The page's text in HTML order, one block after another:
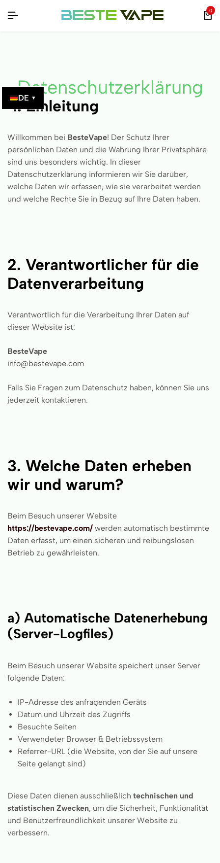
DE ▼
– MIT QR-CODE ÜBERPRÜFBAR!
– MIT QR-CODE ÜBERPRÜFBAR!
– MIT QR-CODE ÜBERPRÜFBAR! 0
Datenschutzerklärung
1. Einleitung
Willkommen bei BesteVape! Der Schutz Ihrer
persönlichen Daten und die Wahrung Ihrer Privatsphäre
sind uns besonders wichtig. In dieser
Datenschutzerklärung informieren wir Sie darüber,
welche Daten wir erfassen, wie sie verarbeitet werden
und welche Rechte Sie in Bezug auf Ihre Daten haben.
2. Verantwortlicher für die
Datenverarbeitung
Verantwortlich für die Verarbeitung Ihrer Daten auf
dieser Website ist:
BesteVape
info@bestevape.com
Falls Sie Fragen zum Datenschutz haben, können Sie uns
jederzeit kontaktieren.
3. Welche Daten erheben
wir und warum?
Beim Besuch unserer Website
https://bestevape.com/ werden automatisch bestimmte
Daten erfasst, um einen sicheren und reibungslosen
Betrieb zu gewährleisten.
a) Automatische Datenerhebung
(Server-Logfiles)
Beim Besuch unserer Website speichert unser Server
folgende Daten:
IP-Adresse des anfragenden Geräts
Datum und Uhrzeit des Zugriffs
Besuchte Seiten
Verwendeter Browser & Betriebssystem
Referrer-URL (die Website, von der Sie auf unsere
Seite gelangt sind)
Diese Daten dienen ausschließlich technischen und
statistischen Zwecken, um die Sicherheit, Funktionalität
und Benutzerfreundlichkeit unserer Website zu
verbessern.